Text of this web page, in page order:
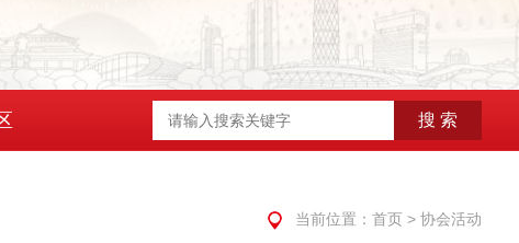
搜 索
当前位置：首页 >协会活动